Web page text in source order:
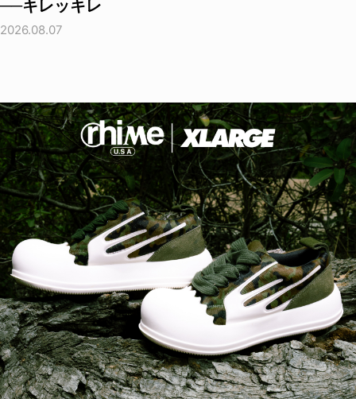
──キレッキレ
2026.08.07